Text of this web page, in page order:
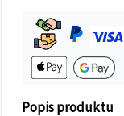
Popis produktu